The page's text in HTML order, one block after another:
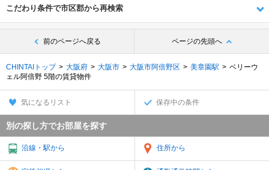
こだわり条件で市区郡から再検索
前のページへ戻る ページの先頭へ
CHINTAIトップ 大阪府 大阪市 大阪市阿倍野区 美章園駅
ベリーウ
ェル阿倍野 5階の賃貸物件
気になるリスト 保存中の条件
別の探し方でお部屋を探す
沿線・駅から 住所から